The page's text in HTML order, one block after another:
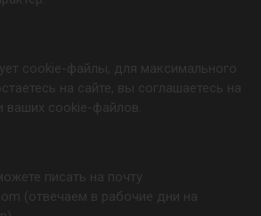
cookie-файлы, для максимального
на сайте, вы соглашаетесь на
ваших cookie-файлов.
писать на почту
(отвечаем в рабочие дни на